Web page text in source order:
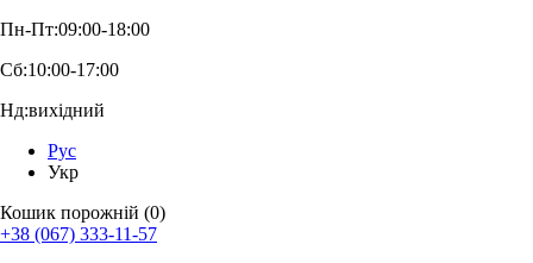
Пн-Пт:09:00-18:00
Сб:10:00-17:00
Нд:вихідний
Рус
Укр
Кошик порожній (0)
+38 (067) 333-11-57